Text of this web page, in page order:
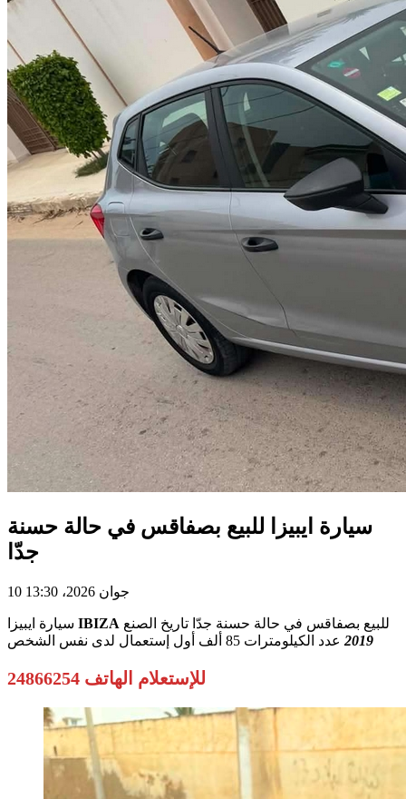
سيارة ايبيزا للبيع بصفاقس في حالة حسنة
جدّا
10 جوان 2026، 13:30
IBIZA للبيع بصفاقس في حالة حسنة جدّا تاريخ الصنع
2019 عدد الكيلومترات 85 ألف أول إستعمال لدى نفس الشخص
للإستعلام الهاتف 24866254